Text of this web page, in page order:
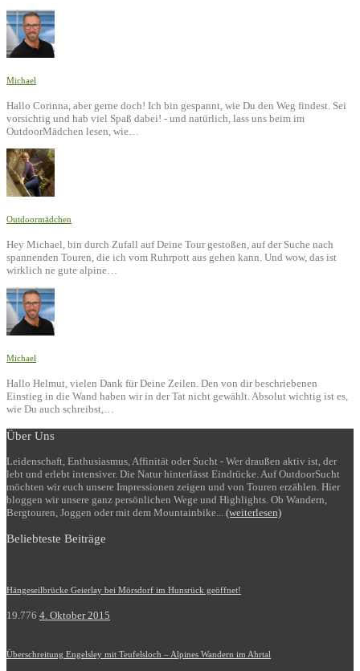
Michael
Hallo Corinna, aber gerne doch! Ich bin gespannt, wie Du den Weg findest. Sei
vorsichtig und hab viel Spaß dabei! - und natürlich, lass uns beim im
OutdoorMädchen lesen, wie…
Outdoormädchen
Hey Michael, bin durch Zufall auf Deine Tour gestoßen, auf der Suche nach
spannenden Touren, die ich vom Ruhrpott aus gehen kann. Und wow, das ist
wirklich ne gute alpine…
Michael
Hallo Helmut, vielen Dank für Deine Zeilen. Den von dir beschriebenen
Einstieg in die Wand haben wir in der Tat nicht gewählt. Absolut wichtig ist es,
wie Du auch schreibst,…
Über Uns
Leidenschaft, Enthusiasmus, Affinität oder Sucht - Wer draußen aktiv ist, der
lebt und erlebt intensiver. Die Natur hinterlässt Eindrücke. Auf OutdoorSucht
möchten wir euch unsere Impressionen zeigen und von Touren erzählen. Hier
bloggen wir unsere ganz persönlichen Wege und Highlights. Ob Wandern,
Bergtouren, Joggen oder mit dem Mountainbike... (weiterlesen)
Beliebteste Beiträge
Hängeseilbrücke Geierlay bei Mörsdorf im Hunsrück geöffnet!
19.776 4. Oktober 2015
Überschreitung Engelsley mit Teufelsloch – Alpines Wandern im Ahrtal